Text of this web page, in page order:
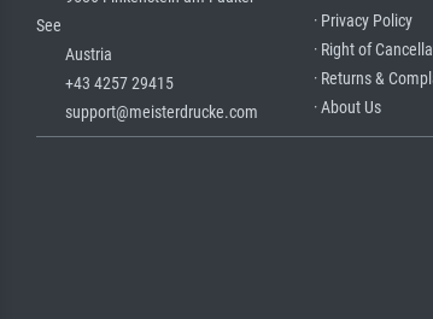
See
Austria
+43 4257 29415
support@meisterdrucke.com
· Privacy Policy
· Right of
· Returns &
· About Us